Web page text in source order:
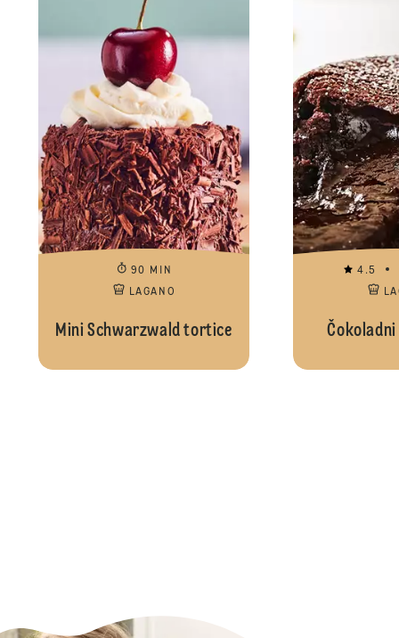
90 MIN
LAGANO
Mini Schwarzwald tortice
4.5